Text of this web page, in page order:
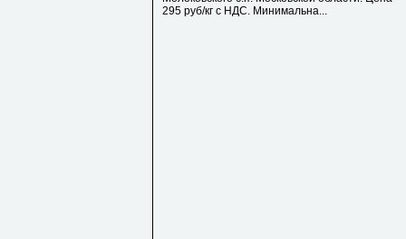
295 руб/кг с НДС. Минимальна...